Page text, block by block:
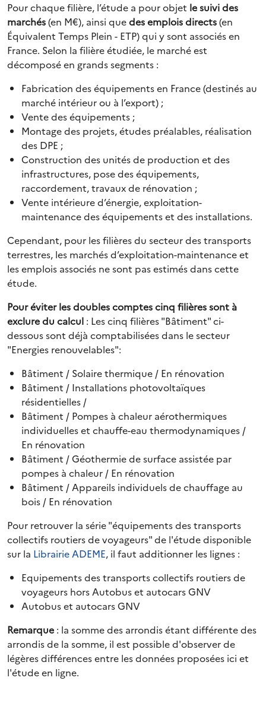
Pour chaque filière, l’étude a pour objet le suivi des
marchés(en M€), ainsi quedes emplois directs(en
Équivalent Temps Plein - ETP) qui y sont associés en
France. Selon la filière étudiée, le marché est
décomposé en grands segments :
Fabrication des équipements en France (destinés au
marché intérieur ou à l’export) ;
Vente des équipements ;
Montage des projets, études préalables, réalisation
des DPE ;
Construction des unités de production et des
infrastructures, pose des équipements,
raccordement, travaux de rénovation ;
Vente intérieure d’énergie, exploitation-
maintenance des équipements et des installations.
Cependant, pour les filières du secteur des transports
terrestres, les marchés d’exploitation-maintenance et
les emplois associés ne sont pas estimés dans cette
étude.
Pour éviter les doubles comptes cinq filières sont à
exclure du calcul : Les cinq filières "Bâtiment" ci-
dessous sont déjà comptabilisées dans le secteur
"Energies renouvelables":
Bâtiment / Solaire thermique / En rénovation
Bâtiment / Installations photovoltaïques
résidentielles /
Bâtiment / Pompes à chaleur aérothermiques
individuelles et chauffe-eau thermodynamiques /
En rénovation
Bâtiment / Géothermie de surface assistée par
pompes à chaleur / En rénovation
Bâtiment / Appareils individuels de chauffage au
bois / En rénovation
Pour retrouver la série "équipements des transports
collectifs routiers de voyageurs" de l'étude disponible
sur la Librairie ADEME, il faut additionner les lignes :
Equipements des transports collectifs routiers de
voyageurs hors Autobus et autocars GNV
Autobus et autocars GNV
Remarque : la somme des arrondis étant différente des
arrondis de la somme, il est possible d'observer de
légères différences entre les données proposées ici et
l'étude en ligne.